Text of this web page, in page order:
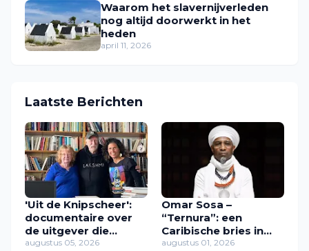
Waarom het slavernijverleden
nog altijd doorwerkt in het
heden
april 11, 2026
Laatste Berichten
'Uit de Knipscheer':
documentaire over
de uitgever die
Caribische stemmen
augustus 05, 2026
Omar Sosa –
“Ternura”: een
Caribische bries in
muziek
augustus 01, 2026